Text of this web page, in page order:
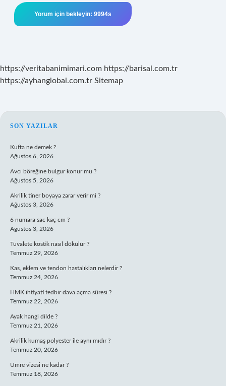
https://veritabanimimari.com https://barisal.com.tr
https://ayhanglobal.com.tr Sitemap
SIDEBAR
SON YAZILAR
Kufta ne demek ?
Ağustos 6, 2026
Avcı böreğine bulgur konur mu ?
Ağustos 5, 2026
Akrilik tiner boyaya zarar verir mi ?
Ağustos 3, 2026
6 numara sac kaç cm ?
Ağustos 3, 2026
Tuvalete kostik nasıl dökülür ?
Temmuz 29, 2026
Kas, eklem ve tendon hastalıkları nelerdir ?
Temmuz 24, 2026
HMK ihtiyati tedbir dava açma süresi ?
Temmuz 22, 2026
Ayak hangi dilde ?
Temmuz 21, 2026
Akrilik kumaş polyester ile aynı mıdır ?
Temmuz 20, 2026
Umre vizesi ne kadar ?
Temmuz 18, 2026